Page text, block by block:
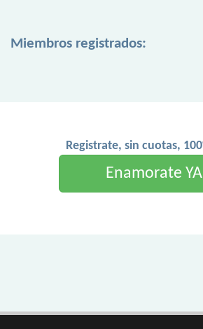
Miembros registrados:
Registrate, sin cuotas,
Enamorate